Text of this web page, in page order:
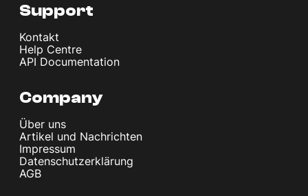
Support
Kontakt
Help Centre
API Documentation
Company
Über uns
Artikel und Nachrichten
Impressum
Datenschutzerklärung
AGB